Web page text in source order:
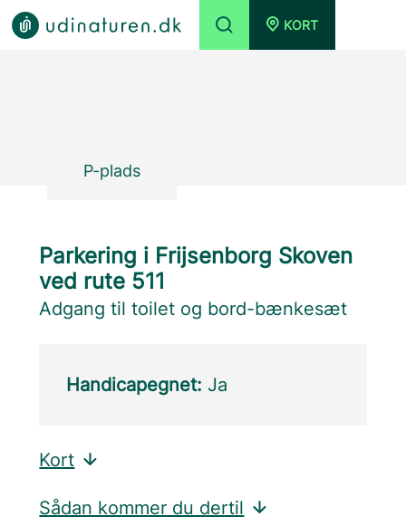
KORT
P-plads
Parkering i Frijsenborg Skoven
ved rute 511
Adgang til toilet og bord-bænkesæt
Handicapegnet: Ja
Kort
Sådan kommer du dertil